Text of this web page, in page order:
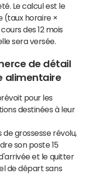
Le calcul est le
(taux horaire ×
des 12 mois
sera versée.
de détail
alimentaire
pour les
destinées à leur
grossesse révolu,
son poste 15
et le quitter
de départ sans